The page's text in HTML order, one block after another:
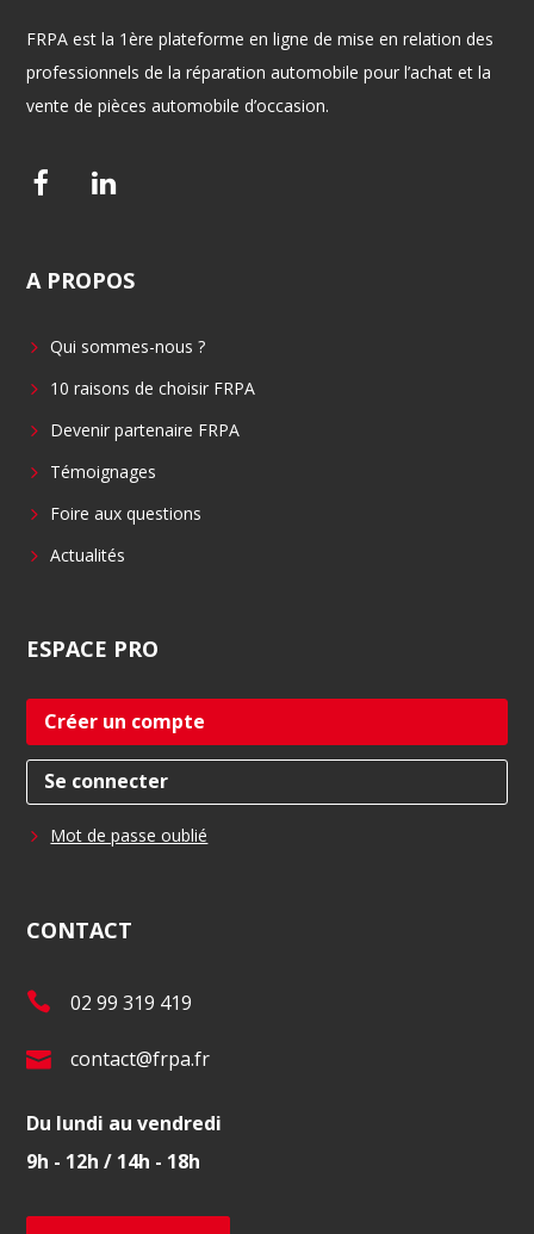
FRPA est la 1ère plateforme en ligne de mise en relation des
professionnels de la réparation automobile pour l’achat et la
vente de pièces automobile d’occasion.
F
e
o
o
L
k
d
i
A PROPOS
Qui sommes-nous ?
10 raisons de choisir FRPA
Devenir partenaire FRPA
Témoignages
Foire aux questions
Actualités
ESPACE PRO
Créer un compte
Se connecter
Mot de passe oublié
CONTACT
T
l
.
:
02 99 319 419
E
m
a
contact@frpa.fr
Du lundi au vendredi
9h - 12h / 14h - 18h